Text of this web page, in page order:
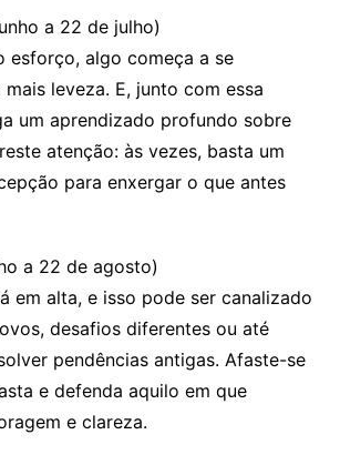
a 22 de julho)
esforço, algo começa a se
leveza. E, junto com essa
um aprendizado profundo sobre
atenção: às vezes, basta um
para enxergar o que antes
a 22 de agosto)
em alta, e isso pode ser canalizado
desafios diferentes ou até
pendências antigas. Afaste-se
e defenda aquilo em que
e clareza.